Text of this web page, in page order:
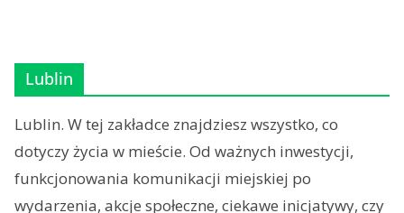
Lublin
Lublin. W tej zakładce znajdziesz wszystko, co
dotyczy życia w mieście. Od ważnych inwestycji,
funkcjonowania komunikacji miejskiej po
wydarzenia, akcje społeczne, ciekawe inicjatywy, czy